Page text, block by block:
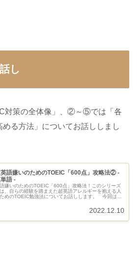
し
対策の全体像」、②～⑤では「各
める方法」についてお話ししまし
語嫌いのためのTOEIC「600点」攻略法② -
語 -
嫌いのためのTOEIC「600点」攻略法！このシリーズ
、自らの経験を踏まえた超英語アレルギーを抱える人
めのTOEIC勉強法についてお話しします。 今回は、
2022.12.10